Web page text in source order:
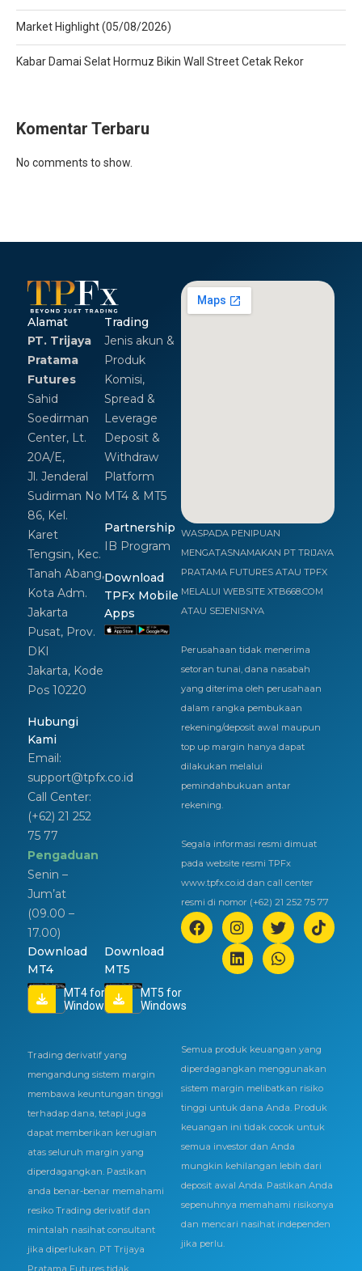
Market Highlight (05/08/2026)
Kabar Damai Selat Hormuz Bikin Wall Street Cetak Rekor
Komentar Terbaru
No comments to show.
Alamat
PT. Trijaya
Pratama
Futures
Sahid
Soedirman
Center, Lt.
20A/E,
Jl. Jenderal
Sudirman No
86, Kel.
Karet
Tengsin, Kec.
Tanah Abang,
Kota Adm.
Jakarta
Pusat, Prov.
DKI
Jakarta, Kode
Pos 10220
Hubungi
Kami
Email:
support@tpfx.co.id
Call Center:
(+62) 21 252
75 77
Pengaduan
Senin –
Jum’at
(09.00 –
17.00)
Trading
Jenis akun &
Produk
Komisi,
Spread &
Leverage
Deposit &
Withdraw
Platform
MT4 & MT5
Partnership
IB Program
Download
TPFx Mobile
Apps
Download
MT4
MT4 for
Windows
Download
MT5
MT5 for
Windows
WASPADA PENIPUAN
MENGATASNAMAKAN PT TRIJAYA
PRATAMA FUTURES ATAU TPFX
MELALUI WEBSITE XTB668.COM
ATAU SEJENISNYA
Perusahaan tidak menerima
setoran tunai, dana nasabah
yang diterima oleh perusahaan
dalam rangka pembukaan
rekening/deposit awal maupun
top up margin hanya dapat
dilakukan melalui
pemindahbukuan antar
rekening.
Segala informasi resmi dimuat
pada website resmi TPFx
www.tpfx.co.id dan call center
resmi di nomor (+62) 21 252 75 77
Trading derivatif yang
mengandung sistem margin
membawa keuntungan tinggi
terhadap dana, tetapi juga
dapat memberikan kerugian
atas seluruh margin yang
diperdagangkan. Pastikan
anda benar-benar memahami
resiko Trading derivatif dan
mintalah nasihat consultant
jika diperlukan. PT Trijaya
Pratama Futures tidak
Semua produk keuangan yang
diperdagangkan menggunakan
sistem margin melibatkan risiko
tinggi untuk dana Anda. Produk
keuangan ini tidak cocok untuk
semua investor dan Anda
mungkin kehilangan lebih dari
deposit awal Anda. Pastikan Anda
sepenuhnya memahami risikonya
dan mencari nasihat independen
jika perlu.